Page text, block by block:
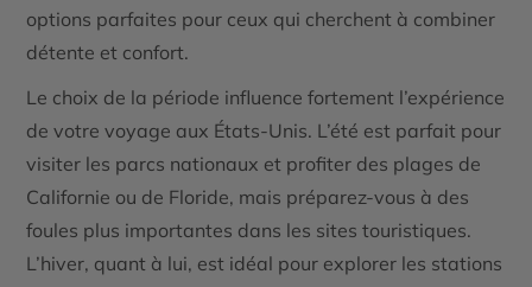
options parfaites pour ceux qui cherchent à combiner
détente et confort.
Le choix de la période influence fortement l’expérience
de votre voyage aux États-Unis. L’été est parfait pour
visiter les parcs nationaux et profiter des plages de
Californie ou de Floride, mais préparez-vous à des
foules plus importantes dans les sites touristiques.
L’hiver, quant à lui, est idéal pour explorer les stations